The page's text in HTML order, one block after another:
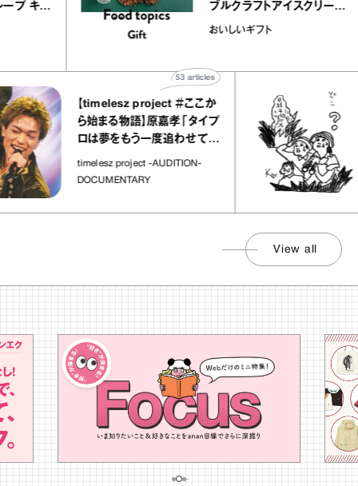
ミルクレープ キャ
ブルクラフトアイスク
｜真野知子の「おいし
おいしいギフト
【timelesz project ＃ここか
ら始まる物語】原嘉孝「タイプ
ロは夢をもう一度追わせてく
れた場所」
timelesz project -AUDITION-
DOCUMENTARY
articles
「
社
View all